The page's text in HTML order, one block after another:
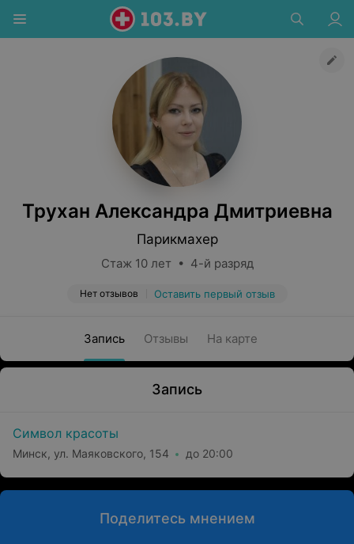
Трухан Александра Дмитриевна
Парикмахер
Стаж 10 лет • 4-й разряд
Нет отзывов Оставить первый отзыв
Запись Отзывы На карте
Запись
Символ красоты
Минск, ул. Маяковского, 154 до 20:00
Поделитесь мнением